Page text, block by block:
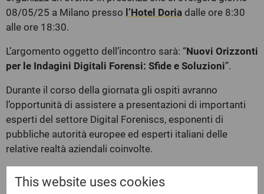
08/05/25 a Milano presso l’Hotel Doria dalle ore 8:30
alle ore 18:30.
L’argomento oggetto dell’incontro sarà: “Nuovi Orizzonti
per le Indagini Digitali Forensi: Sfide e Soluzioni”.
Durante il corso della giornata gli ospiti avranno
l’opportunità di assistere a presentazioni di importanti
esperti del settore Digital Foreniscs, esponenti di
pubbliche autorità europee ed esperti italiani delle
relative realtà aziendali coinvolte.
quanto i posti sono limitati.
This website uses cookies